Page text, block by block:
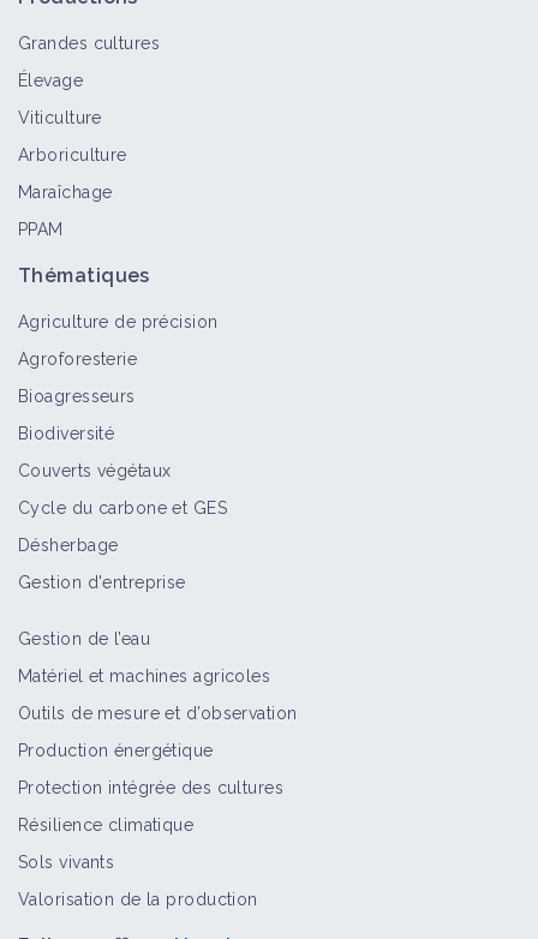
Grandes cultures
Élevage
Viticulture
Arboriculture
Maraîchage
PPAM
Thématiques
Agriculture de précision
Agroforesterie
Bioagresseurs
Biodiversité
Couverts végétaux
Cycle du carbone et GES
Désherbage
Gestion d'entreprise
Gestion de l’eau
Matériel et machines agricoles
Outils de mesure et d’observation
Production énergétique
Protection intégrée des cultures
Résilience climatique
Sols vivants
Valorisation de la production